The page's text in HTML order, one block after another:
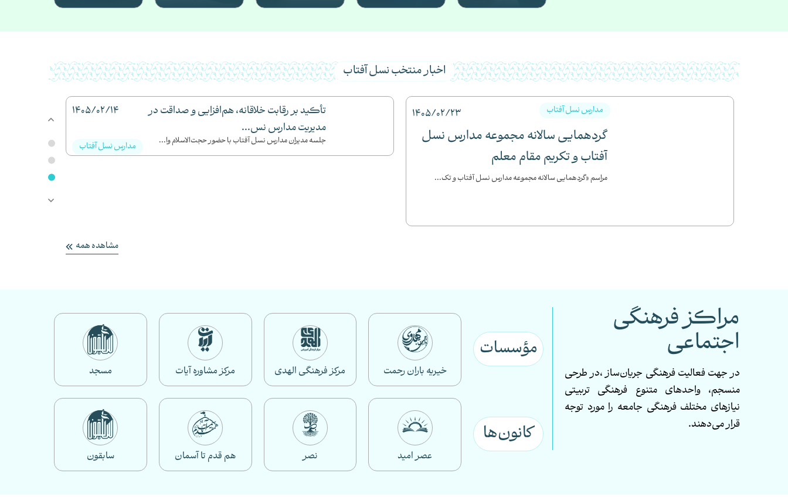
اخبار منتخب نسل آفتاب
گردهمایی سالانه مجموعه مدارس نسل
آفتاب و تکریم مقام معلم
مراسم «گردهمایی سالانه مجموعه مدارس نسل آفتاب و تک...
1405/02/23 مدارس نسل آفتاب
تأکید بر رقابت خلاقانه، هم‌افزایی و صداقت در
مدیریت مدارس نس...
جلسه مدیران مدارس نسل آفتاب با حضور حجت‌الاسلام وا...
1405/02/14
مدارس نسل آفتاب
مشاهده همه
مراکز فرهنگی
اجتماعی
در جهتفعالیت فرهنگی جریان‌ساز،در طرحی
منسجم، واحدهای متنوع فرهنگی تربیتی
نیازهای مختلف فرهنگی جامعه را مورد توجه
قرار می‌دهند.
مؤسسات
خیریه باران رحمت مرکز فرهنگی الهدی مرکز مشاوره آیات مسجد
کانون‌ها
عصر امید نصر هم قدم تا آسمان سابقون